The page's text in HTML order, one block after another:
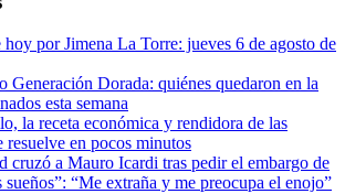
por Jimena La Torre: jueves 6 de agosto de
Generación Dorada: quiénes quedaron en la
esta semana
la receta económica y rendidora de las
resuelve en pocos minutos
cruzó a Mauro Icardi tras pedir el embargo de
sueños”: “Me extraña y me preocupa el enojo”